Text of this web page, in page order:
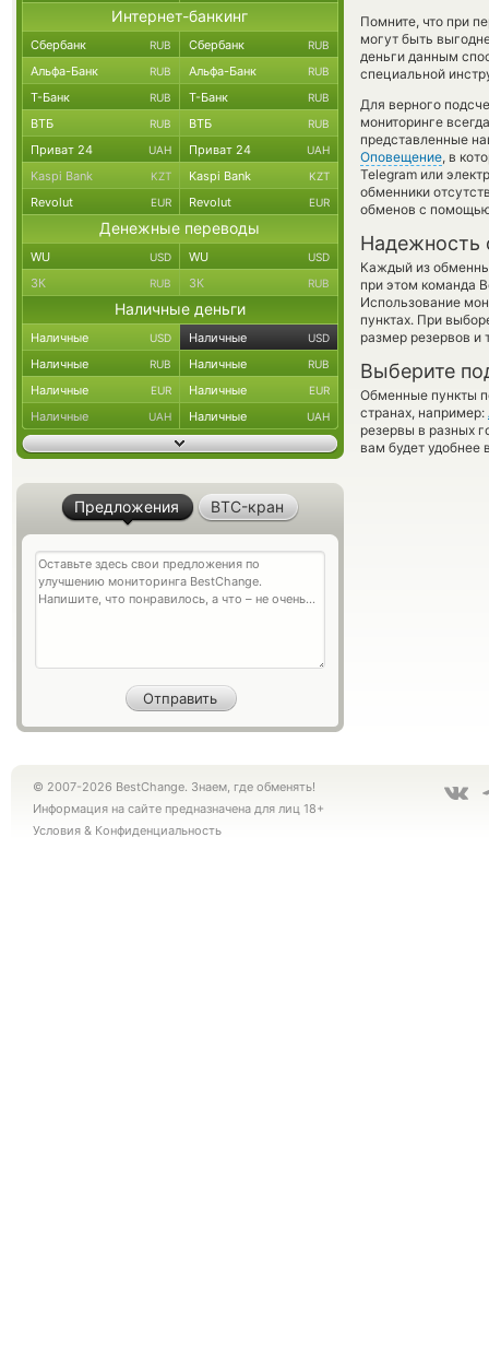
Помните, что при
могут быть
деньги данным
специальной
Для верного
мониторинге
представленные
Оповещение, в
Telegram или
обменники
обменов с
Надежность
Каждый из
при этом команда
Использование
пунктах. При
размер резервов и
Выберите
Обменные пункты
странах, например:
резервы в разных
вам будет удобнее
Интернет-банкинг
Сбербанк RUB Сбербанк RUB
Альфа-Банк RUB Альфа-Банк RUB
Т-Банк RUB Т-Банк RUB
ВТБ RUB ВТБ RUB
Приват 24 UAH Приват 24 UAH
Kaspi Bank KZT Kaspi Bank KZT
Revolut EUR Revolut EUR
Денежные переводы
WU USD WU USD
ЗК RUB ЗК RUB
Наличные деньги
Наличные USD Наличные USD
Наличные RUB Наличные RUB
Наличные EUR Наличные EUR
Наличные UAH Наличные UAH
Предложения BTC-кран
© 2007-2026 BestChange. Знаем, где обменять!
Информация на сайте предназначена для лиц 18+
Условия & Конфиденциальность